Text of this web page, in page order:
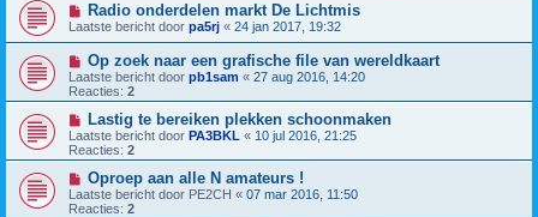
Radio onderdelen markt De Lichtmis
Laatste bericht door pa5rj « 24 jan 2017, 19:32
Op zoek naar een grafische file van wereldkaart
Laatste bericht door pb1sam « 27 aug 2016, 14:20
Reacties: 2
Lastig te bereiken plekken schoonmaken
Laatste bericht door PA3BKL « 10 jul 2016, 21:25
Reacties: 2
Oproep aan alle N amateurs !
Laatste bericht door PE2CH « 07 mar 2016, 11:50
Reacties: 2